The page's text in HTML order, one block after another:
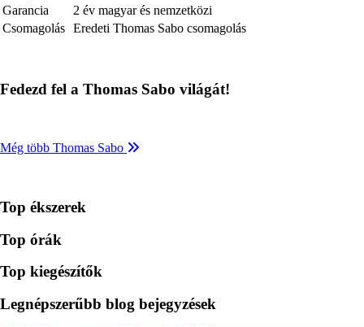
Garancia
2 év magyar és nemzetközi
Csomagolás Eredeti Thomas Sabo csomagolás
Fedezd fel a Thomas Sabo világát!
Még több Thomas Sabo
Top ékszerek
Top órák
Top kiegészítők
Legnépszerűbb blog bejegyzések